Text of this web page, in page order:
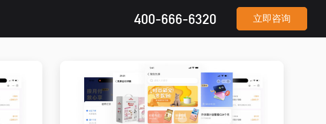
400-666-6320 立即咨询